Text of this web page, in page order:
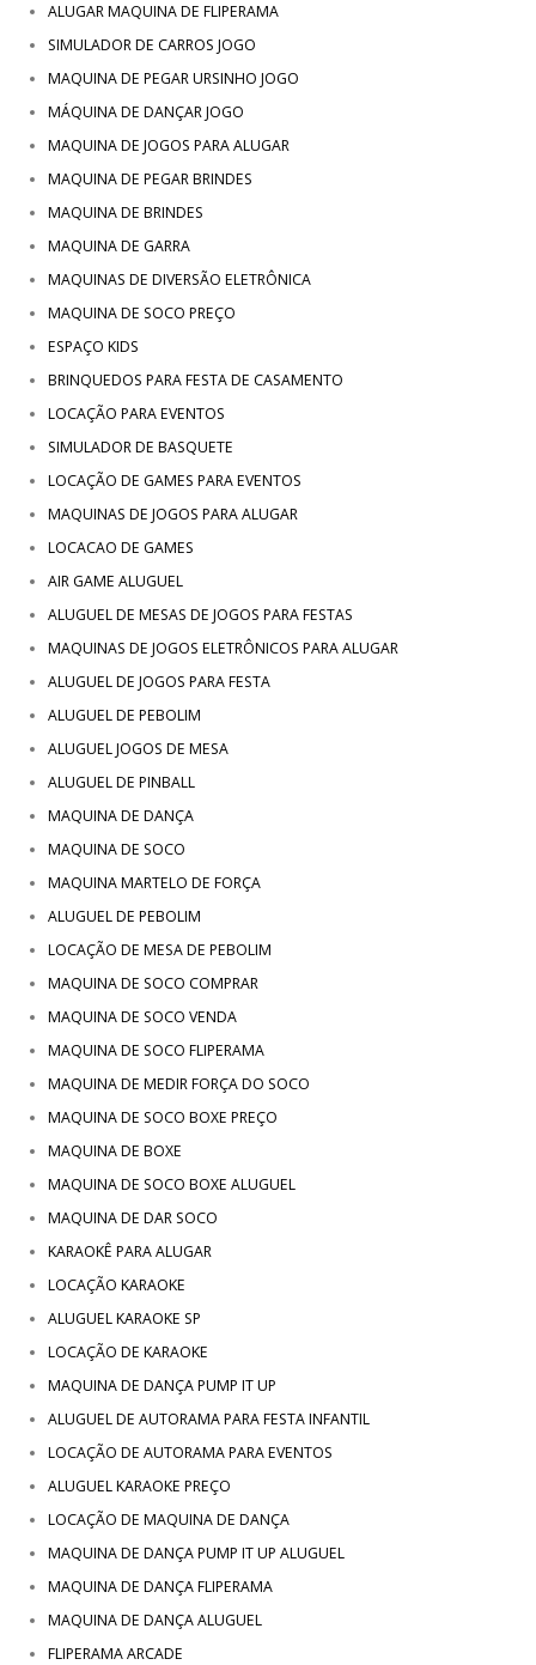
ALUGAR MAQUINA DE FLIPERAMA
SIMULADOR DE CARROS JOGO
MAQUINA DE PEGAR URSINHO JOGO
MÁQUINA DE DANÇAR JOGO
MAQUINA DE JOGOS PARA ALUGAR
MAQUINA DE PEGAR BRINDES
MAQUINA DE BRINDES
MAQUINA DE GARRA
MAQUINAS DE DIVERSÃO ELETRÔNICA
MAQUINA DE SOCO PREÇO
ESPAÇO KIDS
BRINQUEDOS PARA FESTA DE CASAMENTO
LOCAÇÃO PARA EVENTOS
SIMULADOR DE BASQUETE
LOCAÇÃO DE GAMES PARA EVENTOS
MAQUINAS DE JOGOS PARA ALUGAR
LOCACAO DE GAMES
AIR GAME ALUGUEL
ALUGUEL DE MESAS DE JOGOS PARA FESTAS
MAQUINAS DE JOGOS ELETRÔNICOS PARA ALUGAR
ALUGUEL DE JOGOS PARA FESTA
ALUGUEL DE PEBOLIM
ALUGUEL JOGOS DE MESA
ALUGUEL DE PINBALL
MAQUINA DE DANÇA
MAQUINA DE SOCO
MAQUINA MARTELO DE FORÇA
ALUGUEL DE PEBOLIM
LOCAÇÃO DE MESA DE PEBOLIM
MAQUINA DE SOCO COMPRAR
MAQUINA DE SOCO VENDA
MAQUINA DE SOCO FLIPERAMA
MAQUINA DE MEDIR FORÇA DO SOCO
MAQUINA DE SOCO BOXE PREÇO
MAQUINA DE BOXE
MAQUINA DE SOCO BOXE ALUGUEL
MAQUINA DE DAR SOCO
KARAOKÊ PARA ALUGAR
LOCAÇÃO KARAOKE
ALUGUEL KARAOKE SP
LOCAÇÃO DE KARAOKE
MAQUINA DE DANÇA PUMP IT UP
ALUGUEL DE AUTORAMA PARA FESTA INFANTIL
LOCAÇÃO DE AUTORAMA PARA EVENTOS
ALUGUEL KARAOKE PREÇO
LOCAÇÃO DE MAQUINA DE DANÇA
MAQUINA DE DANÇA PUMP IT UP ALUGUEL
MAQUINA DE DANÇA FLIPERAMA
MAQUINA DE DANÇA ALUGUEL
FLIPERAMA ARCADE